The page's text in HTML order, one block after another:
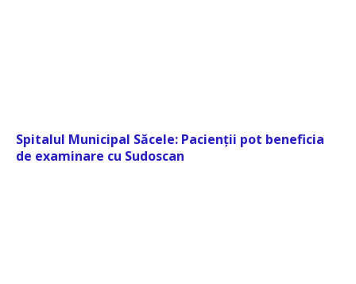
Spitalul Municipal Săcele: Pacienții pot beneficia
de examinare cu Sudoscan